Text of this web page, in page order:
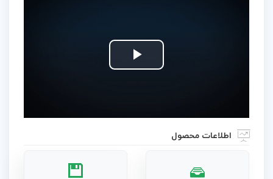
Play
اطلاعات محصول